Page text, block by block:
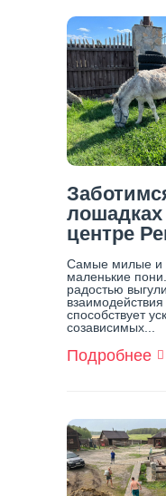
центре
Самые милые и
маленькие
радостью
способствует
созависимых...
Подробнее О
В